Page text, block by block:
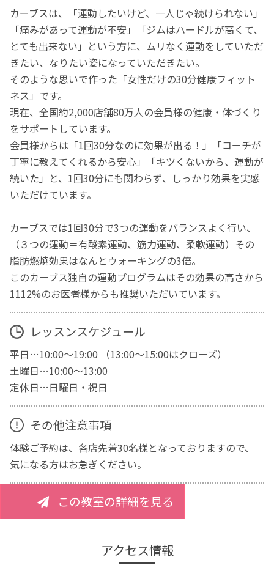
カーブスは、「運動したいけど、一人じゃ続けられない」
「痛みがあって運動が不安」「ジムはハードルが高くて、
とても出来ない」という方に、ムリなく運動をしていただ
きたい、なりたい姿になっていただきたい。
そのような思いで作った「女性だけの30分健康フィット
ネス」です。
現在、全国約2,000店舗80万人の会員様の健康・体づくり
をサポートしています。
会員様からは「1回30分なのに効果が出る！」「コーチが
丁寧に教えてくれるから安心」「キツくないから、運動が
続いた」と、1回30分にも関わらず、しっかり効果を実感
いただけています。
カーブスでは1回30分で3つの運動をバランスよく行い、
（３つの運動＝有酸素運動、筋力運動、柔軟運動）その
脂肪燃焼効果はなんとウォーキングの3倍。
このカーブス独自の運動プログラムはその効果の高さから
1112%のお医者様からも推奨いただいています。
レッスンスケジュール
平日…10:00～19:00 （13:00～15:00はクローズ）
土曜日…10:00～13:00
定休日…日曜日・祝日
その他注意事項
体験ご予約は、各店先着30名様となっておりますので、
気になる方はお急ぎください。
この教室の詳細を見る
アクセス情報